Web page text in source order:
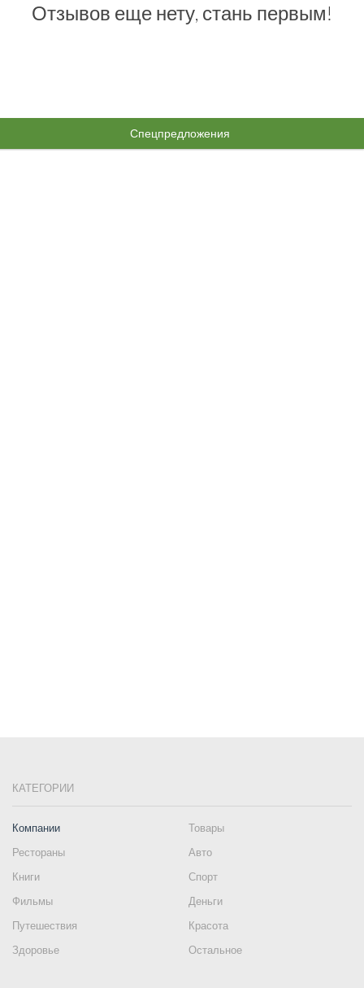
Отзывов еще нету, стань первым!
Спецпредложения
КАТЕГОРИИ
Компании
Товары
Рестораны
Авто
Книги
Спорт
Фильмы
Деньги
Путешествия
Красота
Здоровье
Остальное